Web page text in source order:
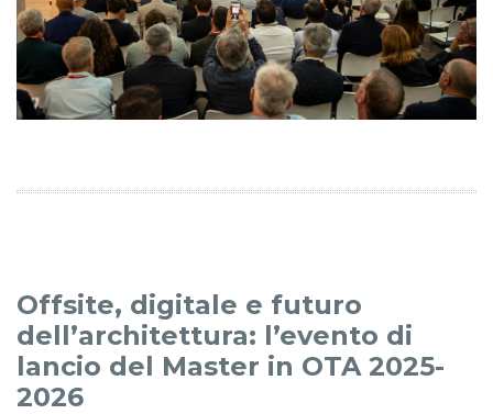
Offsite, digitale e futuro
dell’architettura: l’evento di
lancio del Master in OTA 2025-
2026